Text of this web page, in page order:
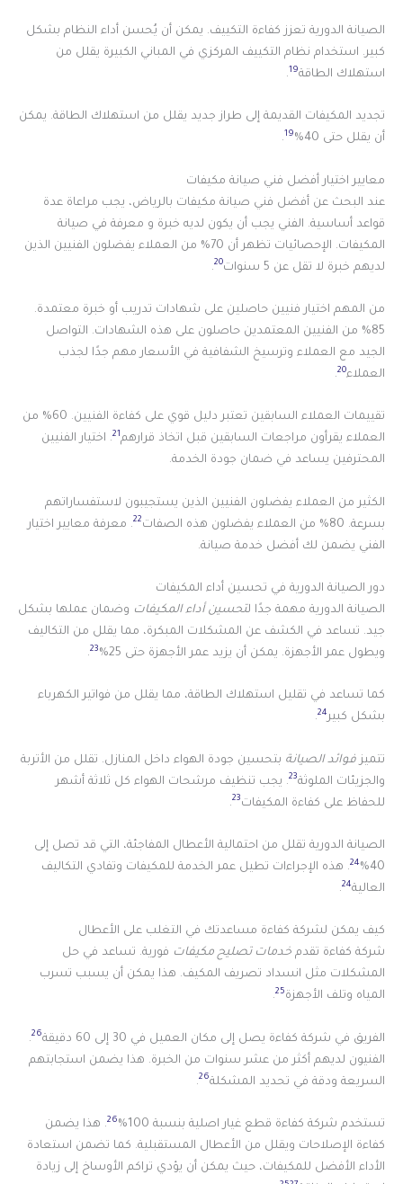
الصيانة الدورية تعزز كفاءة التكييف. يمكن أن يُحسن أداء النظام بشكل
كبير. استخدام نظام التكييف المركزي في المباني الكبيرة يقلل من
استهلاك الطاقة19
.
تجديد المكيفات القديمة إلى طراز جديد يقلل من استهلاك الطاقة. يمكن
أن يقلل حتى 40%
19
.
معايير اختيار أفضل فني صيانة مكيفات
عند البحث عن أفضل فني صيانة مكيفات بالرياض، يجب مراعاة عدة
قواعد أساسية. الفني يجب أن يكون لديه خبرة و معرفة في صيانة
المكيفات. الإحصائيات تظهر أن 70% من العملاء يفضلون الفنيين الذين
لديهم خبرة لا تقل عن 5 سنوات
20
.
من المهم اختيار فنيين حاصلين على شهادات تدريب أو خبرة معتمدة.
85% من الفنيين المعتمدين حاصلون على هذه الشهادات. التواصل
الجيد مع العملاء وترسيخ الشفافية في الأسعار مهم جدًا لجذب
العملاء20
.
تقييمات العملاء السابقين تعتبر دليل قوي على كفاءة الفنيين. 60% من
العملاء يقرأون مراجعات السابقين قبل اتخاذ قرارهم21. اختيار الفنيين
المحترفين يساعد في ضمان جودة الخدمة.
الكثير من العملاء يفضلون الفنيين الذين يستجيبون لاستفساراتهم
بسرعة. 80% من العملاء يفضلون هذه الصفات
22. معرفة معايير اختيار
الفني يضمن لك أفضل خدمة صيانة.
دور الصيانة الدورية في تحسين أداء المكيفات
الصيانة الدورية مهمة جدًا لتحسين أداء المكيفات وضمان عملها بشكل
جيد. تساعد في الكشف عن المشكلات المبكرة، مما يقلل من التكاليف
ويطول عمر الأجهزة. يمكن أن يزيد عمر الأجهزة حتى 25%
23
.
كما تساعد في تقليل استهلاك الطاقة، مما يقلل من فواتير الكهرباء
بشكل كبير24
.
تتميز فوائد الصيانة بتحسين جودة الهواء داخل المنازل. تقلل من الأتربة
والجزيئات الملوثة23. يجب تنظيف مرشحات الهواء كل ثلاثة أشهر
للحفاظ على كفاءة المكيفات23
.
الصيانة الدورية تقلل من احتمالية الأعطال المفاجئة، التي قد تصل إلى
40%
24. هذه الإجراءات تطيل عمر الخدمة للمكيفات وتفادي التكاليف
العالية24
.
كيف يمكن لشركة كفاءة مساعدتك في التغلب على الأعطال
شركة كفاءة تقدم خدمات تصليح مكيفات فورية. تساعد في حل
المشكلات مثل انسداد تصريف المكيف. هذا يمكن أن يسبب تسرب
المياه وتلف الأجهزة25
.
الفريق في شركة كفاءة يصل إلى مكان العميل في 30 إلى 60 دقيقة 26
.
الفنيون لديهم أكثر من عشر سنوات من الخبرة. هذا يضمن استجابتهم
السريعة ودقة في تحديد المشكلة26
.
تستخدم شركة كفاءة قطع غيار اصلية بنسبة 100% 26. هذا يضمن
كفاءة الإصلاحات ويقلل من الأعطال المستقبلية. كما تضمن استعادة
الأداء الأفضل للمكيفات، حيث يمكن أن يؤدي تراكم الأوساخ إلى زيادة